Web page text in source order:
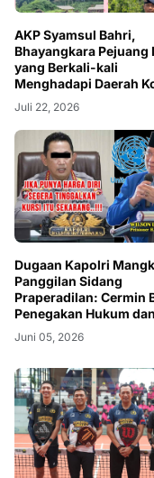
AKP Syamsul Bahri,
Bhayangkara Pejuang
yang Berkali-kali
Menghadapi Daerah
Kini Berjuang Pulih dari
Cedera Tugas
Juli 22, 2026
Dugaan Kapolri
Panggilan Sidang
Praperadilan: Cermin
Penegakan Hukum dan
Urgensi Reformasi
Juni 05, 2026